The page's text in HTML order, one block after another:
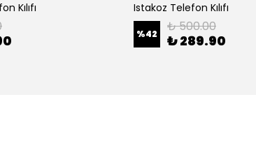
Kılıfı Istakoz Telefon Kılıfı
%42 ₺ 500.00
₺ 289.90